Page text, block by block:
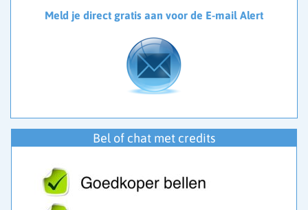
Meld je direct gratis aan voor de E-mail Alert
Bel of chat met credits